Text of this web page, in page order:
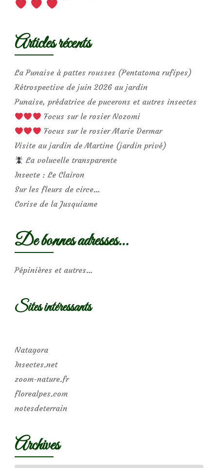
Articles récents
La Punaise à pattes rousses (Pentatoma rufipes)
Rétrospective de juin 2026 au jardin
Punaise, prédatrice de pucerons et autres insectes
Focus sur le rosier Nozomi
Focus sur le rosier Marie Dermar
Visite au jardin de Martine (jardin privé)
La volucelle transparente
Insecte : Le Clairon
Sur les fleurs de circe…
Corise de la Jusquiame
De bonnes adresses…
Pépinières et autres…
Sites intéressants
Natagora
Insectes.net
zoom-nature.fr
florealpes.com
notesdeterrain
Archives